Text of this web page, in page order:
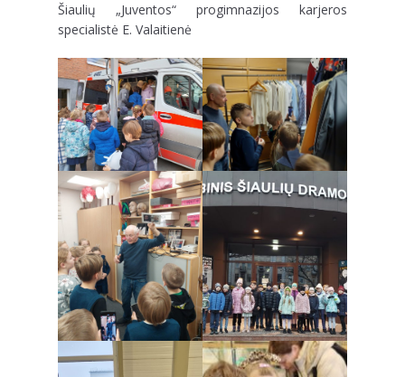
Šiaulių „Juventos“ progimnazijos karjeros
specialistė E. Valaitienė